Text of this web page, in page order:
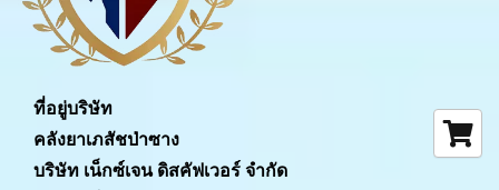
ที่อยู่บริษัท
คลังยาเภสัชป่าซาง
บริษัท เน็กซ์เจน ดิสคัฟเวอร์ จำกัด